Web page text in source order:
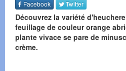
Facebook
Twitter
Découvrez la variété
feuillage de couleur orange
plante vivace se pare de
crème.